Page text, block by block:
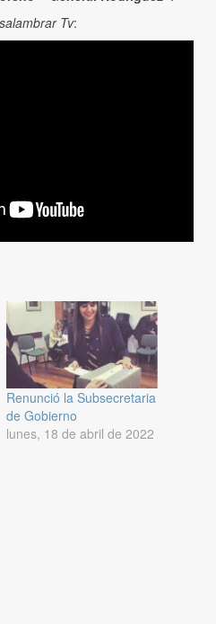
Tv:
Renunció la Subsecretaria
de Gobierno
lunes, 18 de abril de 2022